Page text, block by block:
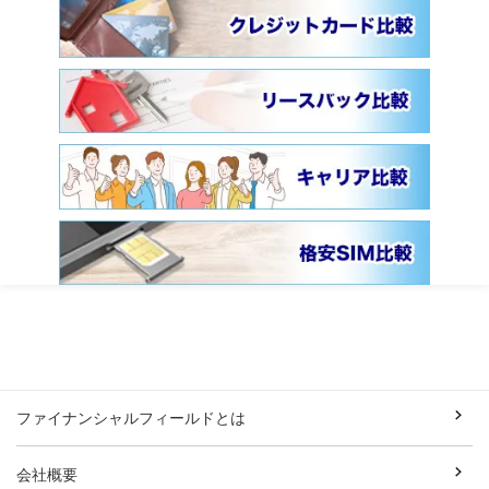
ファイナンシャルフィールドとは
会社概要